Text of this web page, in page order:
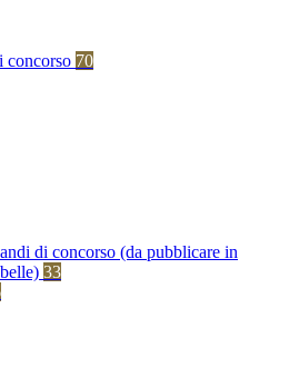
concorso 70
di concorso (da pubblicare in
33